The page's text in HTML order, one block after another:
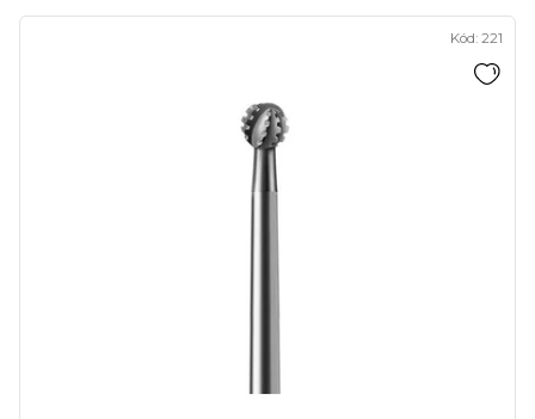
V
Kód: 221